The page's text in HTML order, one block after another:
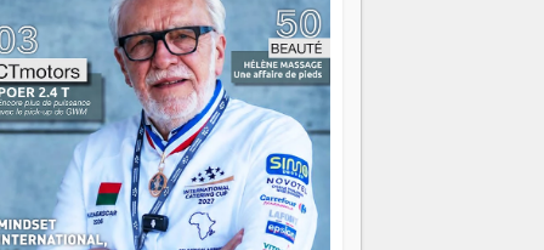
on pourrait s'arrêter là, applaudir et
chez soi satisfait. Mais ce serait
à côté d'une chose essentielle. La
ça brûle fort — et parfois, ça brûle
Une flamme sans direction peut
autant qu'elle peut consumer. C'est
que les aînés entrent en scène — pas
reprendre le gouvernail, mais pour
où sont les récifs. Les jeunes ont la
les vieux ont l'expérience, comme on
Ce n'est pas un combat de générations